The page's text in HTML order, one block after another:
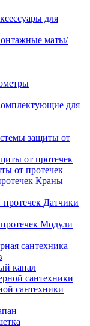
для
маты/
для
защиты от
от протечек
Краны
Датчики
Модули
сантехника
канал
сантехники